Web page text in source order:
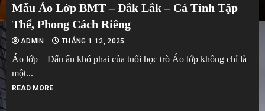
Mẫu Áo Lớp BMT – Đắk Lắk – Cá Tính Tập
Thể, Phong Cách Riêng
ADMIN THÁNG 1 12, 2025
Áo lớp – Dấu ấn khó phai của tuổi học trò Áo lớp không chỉ là
một...
READ MORE